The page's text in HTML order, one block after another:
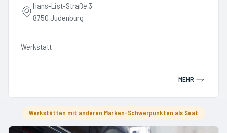
Hans-List-Straße 3
8750 Judenburg
Werkstatt
MEHR
Werkstätten mit anderen Marken-Schwerpunkten als Seat